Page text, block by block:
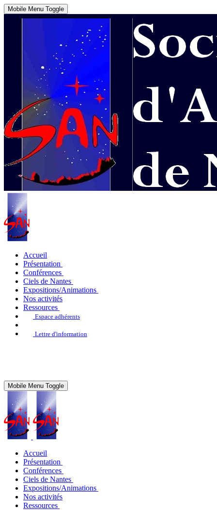
Mobile Menu Toggle
Accueil
Présentation
Conférences
Ciels de Nantes
Expositions/Animations
Nos activités
Ressources
Espace adhérents
Lettre d'information
Mobile Menu Toggle
Accueil
Présentation
Conférences
Ciels de Nantes
Expositions/Animations
Nos activités
Ressources